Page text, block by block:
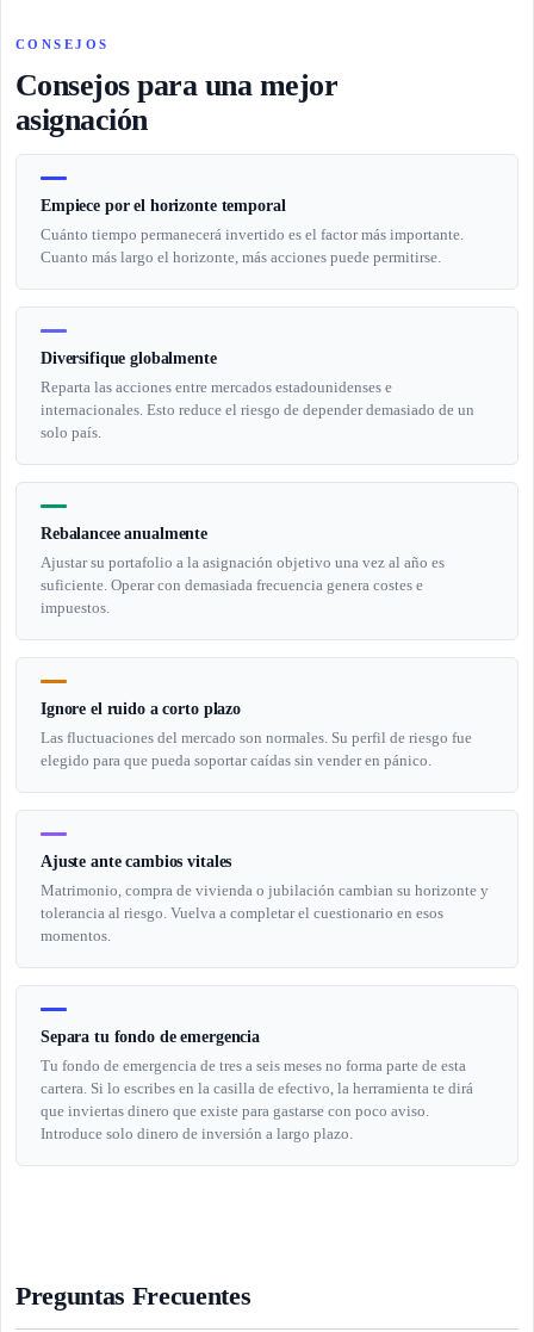
CONSEJOS
Consejos para una mejor
asignación
Empiece por el horizonte temporal
Cuánto tiempo permanecerá invertido es el factor más importante.
Cuanto más largo el horizonte, más acciones puede permitirse.
Diversifique globalmente
Reparta las acciones entre mercados estadounidenses e
internacionales. Esto reduce el riesgo de depender demasiado de un
solo país.
Rebalancee anualmente
Ajustar su portafolio a la asignación objetivo una vez al año es
suficiente. Operar con demasiada frecuencia genera costes e
impuestos.
Ignore el ruido a corto plazo
Las fluctuaciones del mercado son normales. Su perfil de riesgo fue
elegido para que pueda soportar caídas sin vender en pánico.
Ajuste ante cambios vitales
Matrimonio, compra de vivienda o jubilación cambian su horizonte y
tolerancia al riesgo. Vuelva a completar el cuestionario en esos
momentos.
Separa tu fondo de emergencia
Tu fondo de emergencia de tres a seis meses no forma parte de esta
cartera. Si lo escribes en la casilla de efectivo, la herramienta te dirá
que inviertas dinero que existe para gastarse con poco aviso.
Introduce solo dinero de inversión a largo plazo.
Preguntas Frecuentes